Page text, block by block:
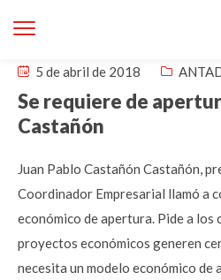
5 de abril de 2018
Se requiere de
Castañón
Juan Pablo Castañón Castañón,
Coordinador Empresarial llamó a
económico de apertura. Pide a los
proyectos económicos generen
necesita un modelo económico de